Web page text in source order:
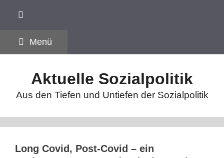
Inhalt
Menü
Aktuelle Sozialpolitik
Aus den Tiefen und Untiefen der Sozialpolitik
Long Covid, Post-Covid – ein